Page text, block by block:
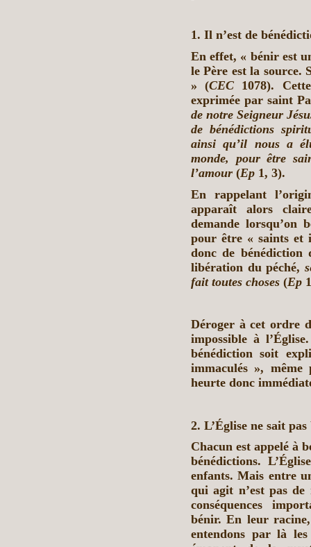
1. Il n’est de
En effet, « bénir est
le Père est la source.
» (CEC 1078).
exprimée par saint
de notre Seigneur
de bénédictions
ainsi qu’il nous a
monde, pour être
l’amour (Ep 1, 3).
En rappelant
apparaît alors
demande
pour être « saints et
donc de bénédiction
libération du péché,
fait toutes choses (Ep
Déroger à cet ordre
impossible à
bénédiction soit
immaculés »,
heurte donc
2. L’Église ne sait
Chacun est appelé à
bénédictions.
enfants. Mais entre
qui agit n’est pas
conséquences
bénir. En leur
entendons par là